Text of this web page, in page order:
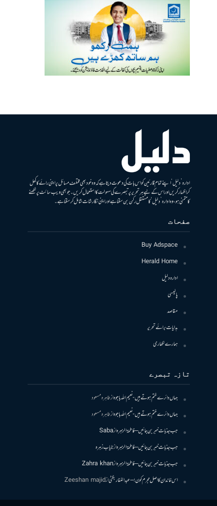
ادارہ ’دلیل‘ اپنے تمام قارئین کو اس بات کی دعوت دیتا ہے کہ وہ خود بھی مختلف مسائل پر اپنی رائے کا کھل
کر اظہار کریں اور اس کے لیے ہر تحریر پر تبصرے کی سہولت کا استعمال کریں۔ جو بھی ویب سائٹ پر لکھنے
کا متمنی ہو، وہ ادارہ ’دلیل‘ کا مستقل رکن بن سکتا ہے اور اپنی نگارشات شامل کرسکتا ہے۔
صفحات
Buy Adspace
Herald Home
ادارہ دلیل
پالیسی
مقاصد
ہدایات برائے تحریر
ہمارے لکھاری
تازہ تبصرے
جہاں دائرے ختم ہوتے ہیں- نعیم اللہ باجوہازطاہرہ مسعود
جہاں دائرے ختم ہوتے ہیں- نعیم اللہ باجوہازطاہرہ مسعود
جب جذبات خبر بن جائیں – فاطمۃالزہرہازSaba
جب جذبات خبر بن جائیں – فاطمۃالزہرہازنایاب زہرہ
جب جذبات خبر بن جائیں – فاطمۃالزہرہازZahra khan
اس خاندان کا اصل مجرم کون! – عبدالغفار بگٹیازZeeshan majid